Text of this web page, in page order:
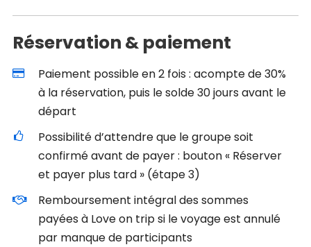
Réservation & paiement
Paiement possible en 2 fois : acompte de 30%
à la réservation, puis le solde 30 jours avant le
départ
Possibilité d’attendre que le groupe soit
confirmé avant de payer : bouton « Réserver
et payer plus tard » (étape 3)
Remboursement intégral des sommes
payées à Love on trip si le voyage est annulé
par manque de participants